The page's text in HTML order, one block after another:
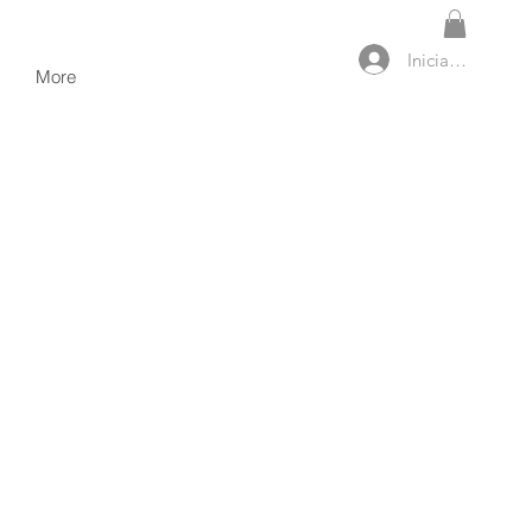
Iniciar sesión
More